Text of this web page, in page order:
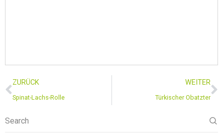
ZURÜCK
Spinat-Lachs-Rolle
WEITER
Türkischer Obatzter
Search